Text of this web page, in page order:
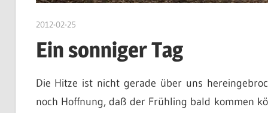
2012-02-25
Ein sonniger Tag
Die Hitze ist nicht gerade über uns
noch Hoffnung, daß der Frühling bald kommen